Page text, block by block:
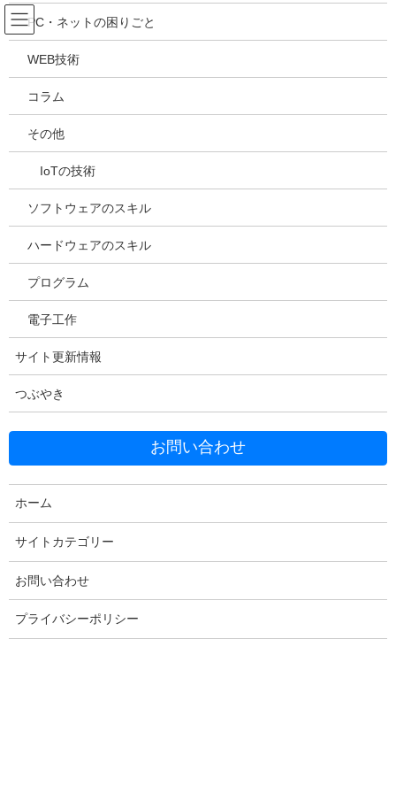
コ
ン
テ
ツ
ス
ッ
ナ
ビ
ゲ
シ
ン
移
吉川万能ＩＴ研究所
メディア
HOME
2019年1月30日
20190130170441
Facebook
コメントを残す
PC・ネットの困りごと
WEB技術
コラム
その他
IoTの技術
ソフトウェアのスキル
ハードウェアのスキル
プログラム
電子工作
サイト更新情報
つぶやき
お問い合わせ
ホーム
サイトカテゴリー
お問い合わせ
プライバシーポリシー